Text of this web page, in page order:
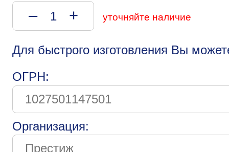
– + уточняйте наличие
Для быстрого изготовления Вы
ОГРН:
Организация: